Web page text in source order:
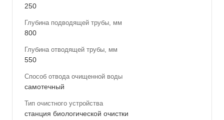
250
Глубина подводящей трубы, мм
800
Глубина отводящей трубы, мм
550
Способ отвода очищенной воды
самотечный
Тип очистного устройства
станция биологической очистки